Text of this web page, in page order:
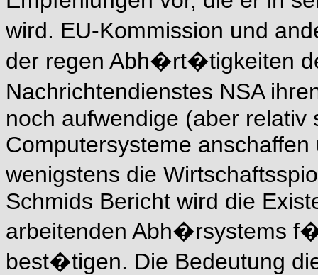
wird. EU-Kommission und
der regen Abh�rt�tigkeiten
Nachrichtendienstes NSA
noch aufwendige (aber relativ
Computersysteme
wenigstens die
Schmids Bericht wird die
arbeitenden Abh�rsystems
best�tigen. Die Bedeutung